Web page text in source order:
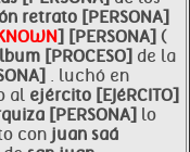
retrato [PERSONA]
] [PERSONA] (
[PROCESO] de la
. luchó en
al ejército [EJéRCITO]
[PERSONA] lo
con juan saá